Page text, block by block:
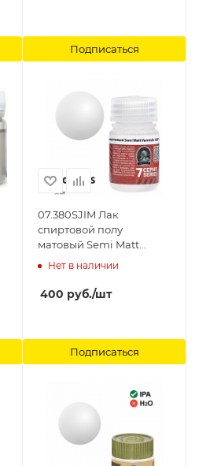
Подписаться
07.380SJIM Лак
спиртовой полу
матовый Semi Matt
Varnish 30мл Jim Scale
Нет в наличии
400 руб./шт
Подписаться